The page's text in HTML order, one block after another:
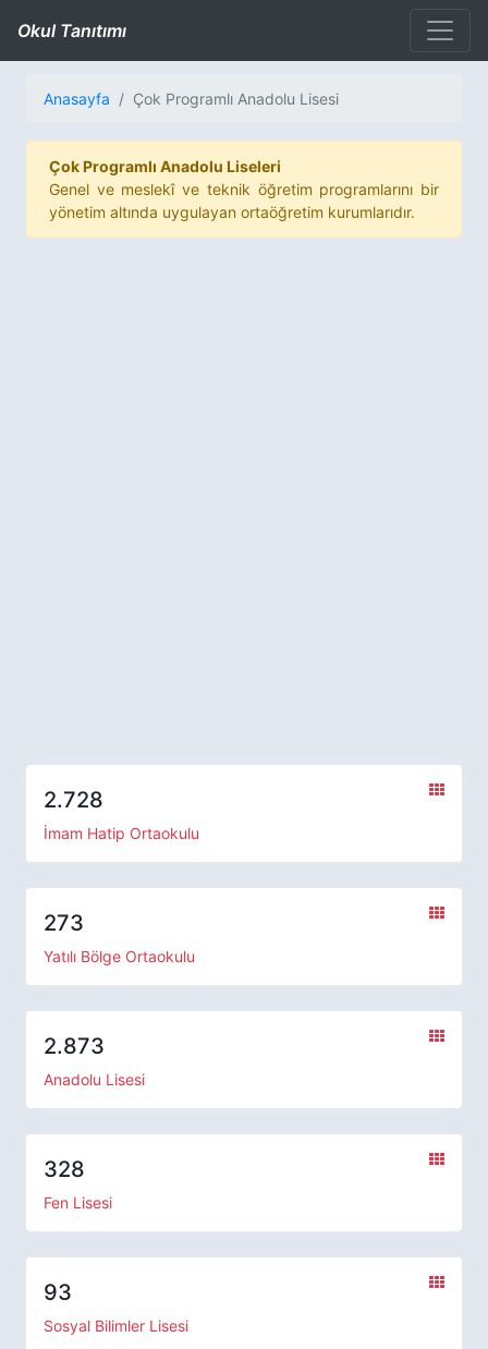
Okul Tanıtımı
Anasayfa Çok Programlı Anadolu Lisesi
Çok Programlı Anadolu Liseleri
Genel ve meslekî ve teknik öğretim programlarını bir
yönetim altında uygulayan ortaöğretim kurumlarıdır.
2.728
İmam Hatip Ortaokulu
273
Yatılı Bölge Ortaokulu
2.873
Anadolu Lisesi
328
Fen Lisesi
93
Sosyal Bilimler Lisesi